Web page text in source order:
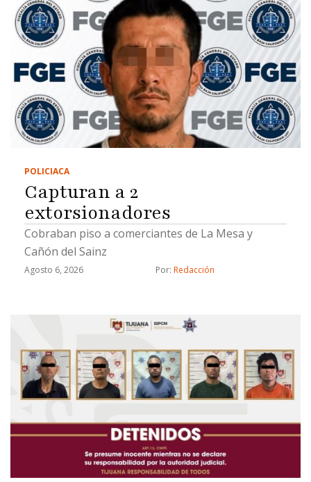
POLICIACA
Capturan a 2
extorsionadores
Cobraban piso a comerciantes de La Mesa y
Cañón del Sainz
Agosto 6, 2026 Por: Redacción